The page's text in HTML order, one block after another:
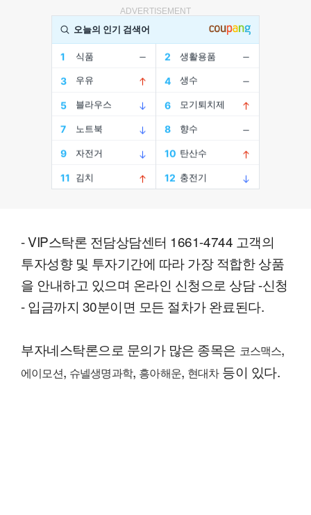
ADVERTISEMENT
- VIP스탁론 전담상담센터 1661-4744 고객의
투자성향 및 투자기간에 따라 가장 적합한 상품
을 안내하고 있으며 온라인 신청으로 상담 -신청
- 입금까지 30분이면 모든 절차가 완료된다.
부자네스탁론으로 문의가 많은 종목은 코스맥스,
에이모션, 슈넬생명과학, 흥아해운, 현대차등이 있다.